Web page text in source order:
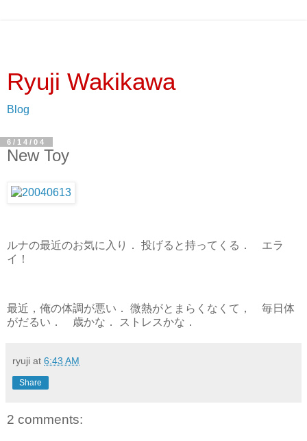
Ryuji Wakikawa
Blog
6/14/04
New Toy
ルナの最近のお気に入り． 投げると持ってくる． エラ
イ！
最近，俺の体調が悪い． 微熱がとまらくなくて， 毎日体
がだるい． 歳かな． ストレスかな．
ryuji at 6:43 AM
Share
2 comments: